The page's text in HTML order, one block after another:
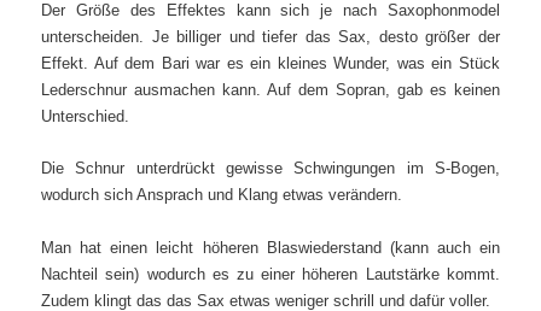
Der Größe des Effektes kann sich je nach Saxophonmodel
unterscheiden. Je billiger und tiefer das Sax, desto größer der
Effekt. Auf dem Bari war es ein kleines Wunder, was ein Stück
Lederschnur ausmachen kann. Auf dem Sopran, gab es keinen
Unterschied.
Die Schnur unterdrückt gewisse Schwingungen im S-Bogen,
wodurch sich Ansprach und Klang etwas verändern.
Man hat einen leicht höheren Blaswiederstand (kann auch ein
Nachteil sein) wodurch es zu einer höheren Lautstärke kommt.
Zudem klingt das das Sax etwas weniger schrill und dafür voller.